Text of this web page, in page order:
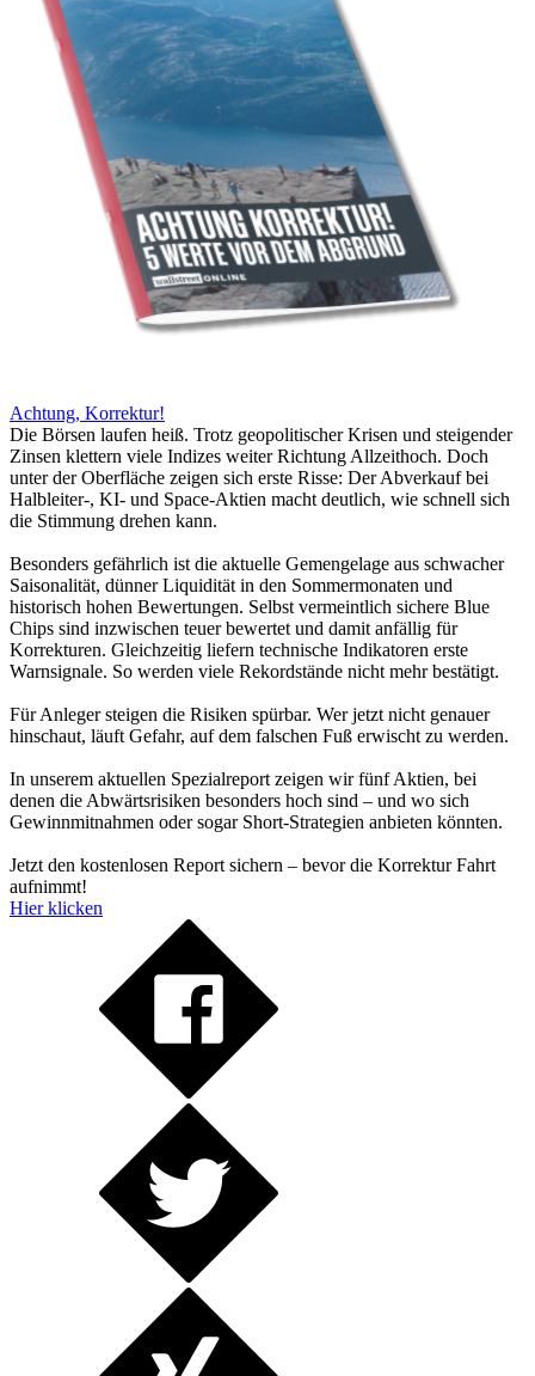
Achtung, Korrektur!
Die Börsen laufen heiß. Trotz geopolitischer Krisen und steigender
Zinsen klettern viele Indizes weiter Richtung Allzeithoch. Doch
unter der Oberfläche zeigen sich erste Risse: Der Abverkauf bei
Halbleiter-, KI- und Space-Aktien macht deutlich, wie schnell sich
die Stimmung drehen kann.
Besonders gefährlich ist die aktuelle Gemengelage aus schwacher
Saisonalität, dünner Liquidität in den Sommermonaten und
historisch hohen Bewertungen. Selbst vermeintlich sichere Blue
Chips sind inzwischen teuer bewertet und damit anfällig für
Korrekturen. Gleichzeitig liefern technische Indikatoren erste
Warnsignale. So werden viele Rekordstände nicht mehr bestätigt.
Für Anleger steigen die Risiken spürbar. Wer jetzt nicht genauer
hinschaut, läuft Gefahr, auf dem falschen Fuß erwischt zu werden.
In unserem aktuellen Spezialreport zeigen wir fünf Aktien, bei
denen die Abwärtsrisiken besonders hoch sind – und wo sich
Gewinnmitnahmen oder sogar Short-Strategien anbieten könnten.
Jetzt den kostenlosen Report sichern – bevor die Korrektur Fahrt
aufnimmt!
Hier klicken